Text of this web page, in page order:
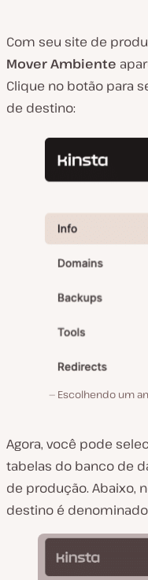
Com seu site de
Mover Ambiente
Clique no botão para
de destino:
Escolhendo um
Agora, você pode
tabelas do banco de
de produção. Abaixo,
destino é denominado